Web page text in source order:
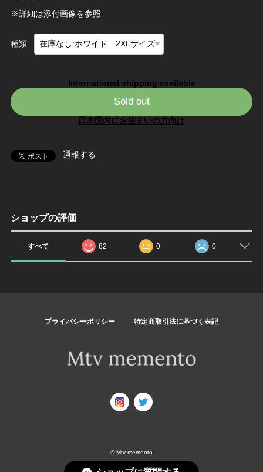
※詳細は添付画像を参照
種類
International shipping available
Sold out
日本国内にお住まいの方向け
通報する
ショップの評価
すべて 82 0 0
プライバシーポリシー 特定商取引法に基づく表記
© Mtv memento